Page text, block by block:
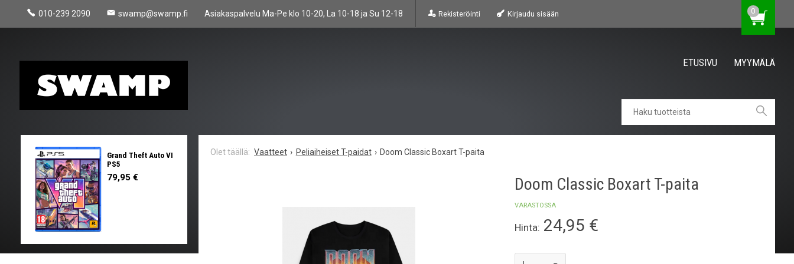
010-239 2090 swamp@swamp.fi Asiakaspalvelu Ma-Pe klo 10-20, La 10-18 ja Su 12-18 Rekisteröinti Kirjaudu sisään 0
ETUSIVU MYYMÄLÄ
Vaatteet Peliaiheiset T-paidat Doom Classic Boxart T-paita
Doom Classic Boxart T-paita
VARASTOSSA
Hinta: 24,95 €
Grand Theft Auto VI
PS5
79,95 €